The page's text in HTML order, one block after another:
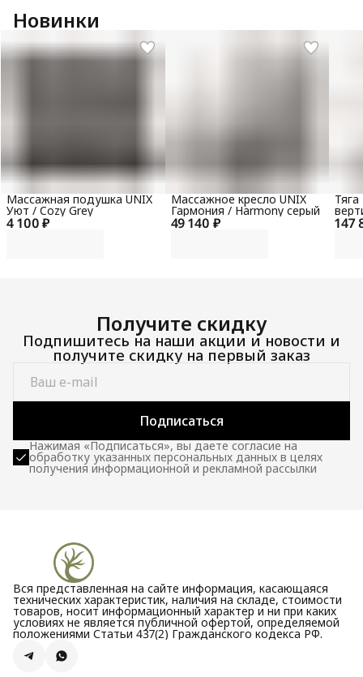
Новинки
4 100 ₽
Массажная подушка UNIX
Уют / Cozy Grey
49 140 ₽
Массажное кресло UNIX
Гармония / Harmony серый
147
100
Получите скидку
Подпишитесь на наши акции и новости и
получите скидку на первый заказ
Подписаться
Нажимая «Подписаться», вы даете согласие на
обработку указанных персональных данных в целях
получения информационной и рекламной рассылки
Вся представленная на сайте информация, касающаяся
технических характеристик, наличия на складе, стоимости
товаров, носит информационный характер и ни при каких
условиях не является публичной офертой, определяемой
положениями Статьи 437(2) Гражданского кодекса РФ.